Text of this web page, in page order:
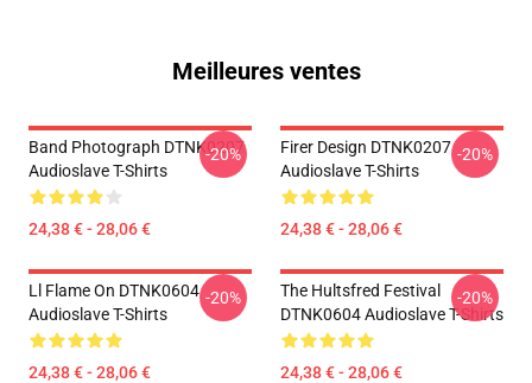
Meilleures ventes
Band Photograph DTNK0207
Audioslave T-Shirts
24,38 € - 28,06 €
-20%
Firer Design DTNK0207
Audioslave T-Shirts
24,38 € - 28,06 €
-20%
Ll Flame On DTNK0604
Audioslave T-Shirts
24,38 € - 28,06 €
-20%
The Hultsfred Festival
DTNK0604 Audioslave T-Shirts
24,38 € - 28,06 €
-20%